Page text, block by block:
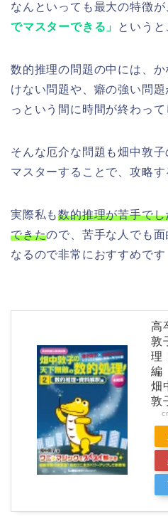
なんといっても最大の特徴が
でマスターできる」
というと
数的推理の問題の中には、
けない問題や、癖の強い問
っという間に時間が終わって
そんな厄介な問題も畑中敦
マスターすることで、攻略す
実際私も数的推理が苦手で
できたので、苦手な人でも
なるので非常におすすめです
高
敦
理
編
畑
敦